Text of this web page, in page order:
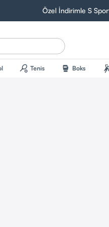
Özel İndirimle S
sports_tennis Tenis sports_mma Boks sports_handball